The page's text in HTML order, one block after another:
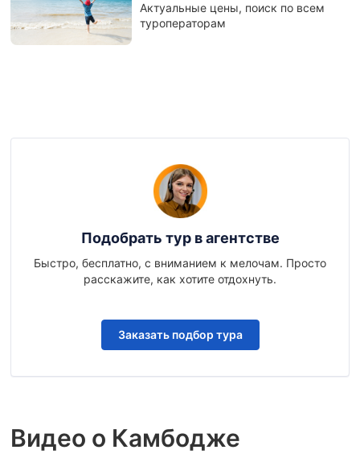
Актуальные цены, поиск по всем
туроператорам
Подобрать тур в агентстве
Быстро, бесплатно, с вниманием к мелочам. Просто
расскажите, как хотите отдохнуть.
Заказать подбор тура
Видео о Камбодже